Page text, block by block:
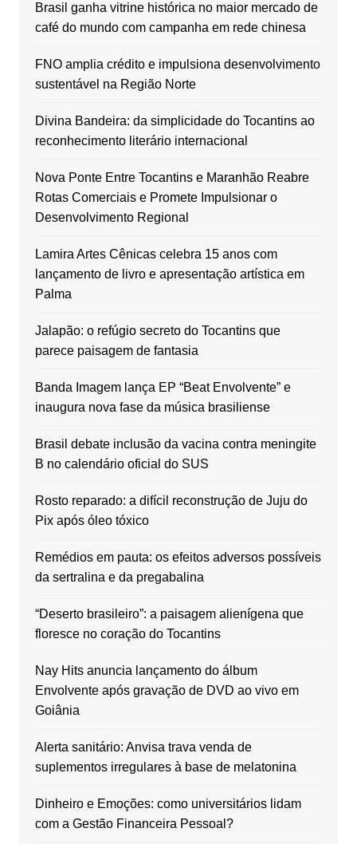
Brasil ganha vitrine histórica no maior mercado de
café do mundo com campanha em rede chinesa
FNO amplia crédito e impulsiona desenvolvimento
sustentável na Região Norte
Divina Bandeira: da simplicidade do Tocantins ao
reconhecimento literário internacional
Nova Ponte Entre Tocantins e Maranhão Reabre
Rotas Comerciais e Promete Impulsionar o
Desenvolvimento Regional
Lamira Artes Cênicas celebra 15 anos com
lançamento de livro e apresentação artística em
Palma
Jalapão: o refúgio secreto do Tocantins que
parece paisagem de fantasia
Banda Imagem lança EP “Beat Envolvente” e
inaugura nova fase da música brasiliense
Brasil debate inclusão da vacina contra meningite
B no calendário oficial do SUS
Rosto reparado: a difícil reconstrução de Juju do
Pix após óleo tóxico
Remédios em pauta: os efeitos adversos possíveis
da sertralina e da pregabalina
“Deserto brasileiro”: a paisagem alienígena que
floresce no coração do Tocantins
Nay Hits anuncia lançamento do álbum
Envolvente após gravação de DVD ao vivo em
Goiânia
Alerta sanitário: Anvisa trava venda de
suplementos irregulares à base de melatonina
Dinheiro e Emoções: como universitários lidam
com a Gestão Financeira Pessoal?